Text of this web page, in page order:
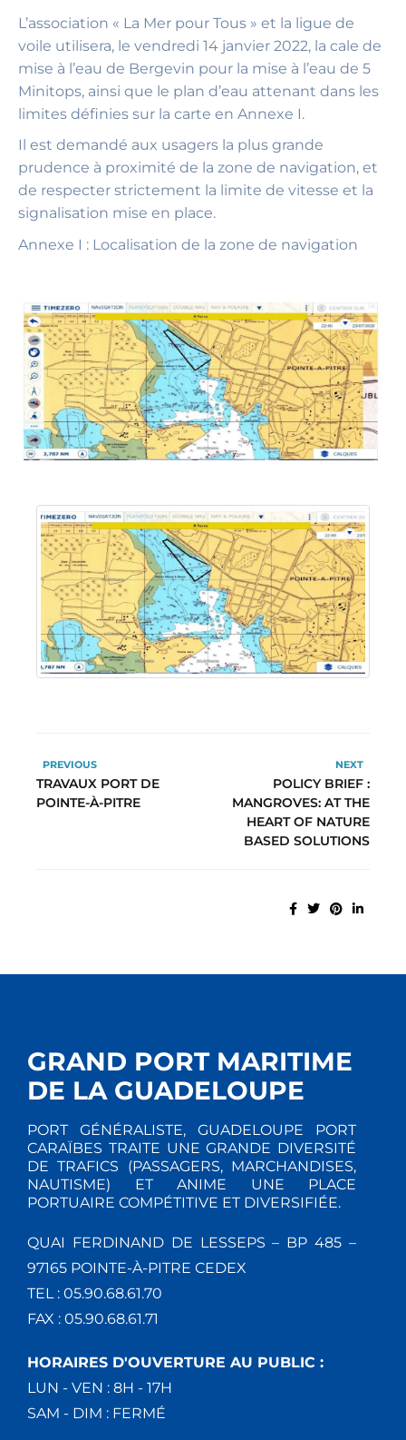
L’association « La Mer pour Tous » et la ligue de
voile utilisera, le vendredi 14 janvier 2022, la cale de
mise à l’eau de Bergevin pour la mise à l’eau de 5
Minitops, ainsi que le plan d’eau attenant dans les
limites définies sur la carte en Annexe I.
Il est demandé aux usagers la plus grande
prudence à proximité de la zone de navigation, et
de respecter strictement la limite de vitesse et la
signalisation mise en place.
Annexe I : Localisation de la zone de navigation
PREVIOUS
TRAVAUX PORT DE
POINTE-À-PITRE
NEXT
POLICY BRIEF :
MANGROVES: AT THE
HEART OF NATURE
BASED SOLUTIONS
GRAND PORT MARITIME
DE LA GUADELOUPE
PORT GÉNÉRALISTE, GUADELOUPE PORT
CARAÏBES TRAITE UNE GRANDE DIVERSITÉ
DE TRAFICS (PASSAGERS, MARCHANDISES,
NAUTISME) ET ANIME UNE PLACE
PORTUAIRE COMPÉTITIVE ET DIVERSIFIÉE.
QUAI FERDINAND DE LESSEPS – BP 485 –
97165 POINTE-À-PITRE CEDEX
TEL : 05.90.68.61.70
FAX : 05.90.68.61.71
HORAIRES D'OUVERTURE AU PUBLIC :
LUN - VEN : 8H - 17H
SAM - DIM : FERMÉ